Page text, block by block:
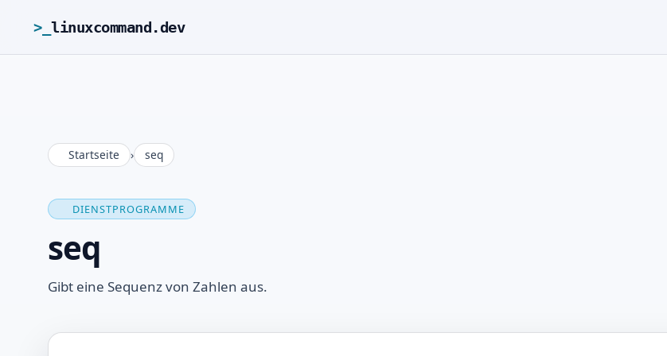
>_ linuxcommand.dev
Startseite › seq
DIENSTPROGRAMME
seq
Gibt eine Sequenz von Zahlen aus.